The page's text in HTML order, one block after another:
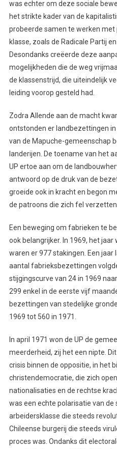
was echter om deze sociale
het strikte kader van de
probeerde samen te werken met
klasse, zoals de Radicale Partij
Desondanks creëerde deze
mogelijkheden die de weg
de klassenstrijd, die uiteindelijk
leiding voorop gesteld had.
Zodra Allende aan de macht
ontstonden er landbezettingen
van de Mapuche-gemeenschap
landerijen. De toename van het
UP ertoe aan om de
antwoord op de druk van de
groeide ook in kracht en begon
de patroons die zich fel
Een beweging om fabrieken te
ook belangrijker. In 1969, het
waren er 977 stakingen. Een jaar
aantal fabrieksbezettingen
stijgingscurve van 24 in 1969
299 enkel in de eerste vijf
bezettingen van stedelijke
1969 tot 560 in 1971.
In april 1971 won de UP de
meerderheid, zij het een nipte.
crisis binnen de oppositie, in het
christendemocratie, die zich
nationalisaties en de rechtse
was een echte polarisatie van de
arbeidersklasse die steeds
Chileense burgerij die steeds
proces was. Ondanks dit